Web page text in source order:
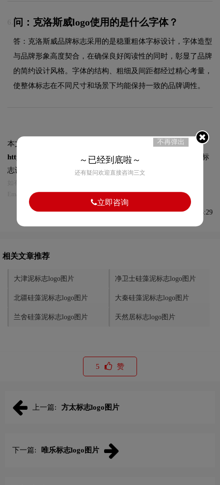
6. 问：克洛斯威logo使用的是什么字体？
答：克洛斯威品牌标志采用的是稳重粗体字标设计，字体造型
与品牌形象高度契合，在确保良好阅读性的同时，彰显了品牌
的简约设计风格。字体的结构、粗细及间距都经过精心考量，
使整体标志在不同尺寸和场景下均能保持一致的品牌调性。
本文标题和链接
https://logo9.net/works/10027.html转载时请注明出处为诗宸标
志设计及本链接!
Email:75696531@qq.com，我们将第一时间安排删除。
发布于2022-10-28 08:38:29
相关文章推荐
大津泥标志logo图片 净卫士硅藻泥标志logo图片
北疆硅藻泥标志logo图片 大秦硅藻泥标志logo图片
兰舍硅藻泥标志logo图片 天然居标志logo图片
5 赞
上一篇: 方太标志logo图片
下一篇: 唯乐标志logo图片
不再弹出
～已经到底啦～
还有疑问欢迎直接咨询三文
立即咨询